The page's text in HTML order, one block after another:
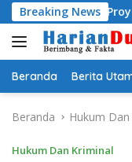
Langsung
ke
konten
Breaking News
Proyek
Beranda Berita
Beranda Hukum
Hukum Dan Kriminal